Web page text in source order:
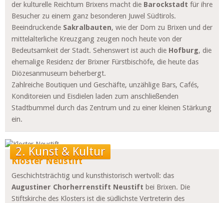
der kulturelle Reichtum Brixens macht die Barockstadt für ihre
Besucher zu einem ganz besonderen Juwel Südtirols.
Beeindruckende Sakralbauten, wie der Dom zu Brixen und der
mittelalterliche Kreuzgang zeugen noch heute von der
Bedeutsamkeit der Stadt. Sehenswert ist auch die Hofburg, die
ehemalige Residenz der Brixner Fürstbischöfe, die heute das
Diözesanmuseum beherbergt.
Zahlreiche Boutiquen und Geschäfte, unzählige Bars, Cafés,
Konditoreien und Eisdielen laden zum anschließenden
Stadtbummel durch das Zentrum und zu einer kleinen Stärkung
ein.
2. Kunst & Kultur
Kloster Neustift
Geschichtsträchtig und kunsthistorisch wertvoll: das
Augustiner Chorherrenstift Neustift bei Brixen. Die
Stiftskirche des Klosters ist die südlichste Vertreterin des